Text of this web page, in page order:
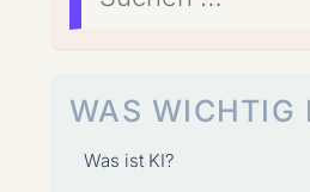
nach:
WAS WICHTIG
Was ist KI?